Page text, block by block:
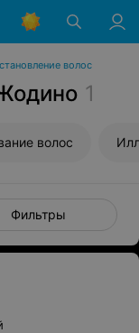
волос
1
волос
Фильтры